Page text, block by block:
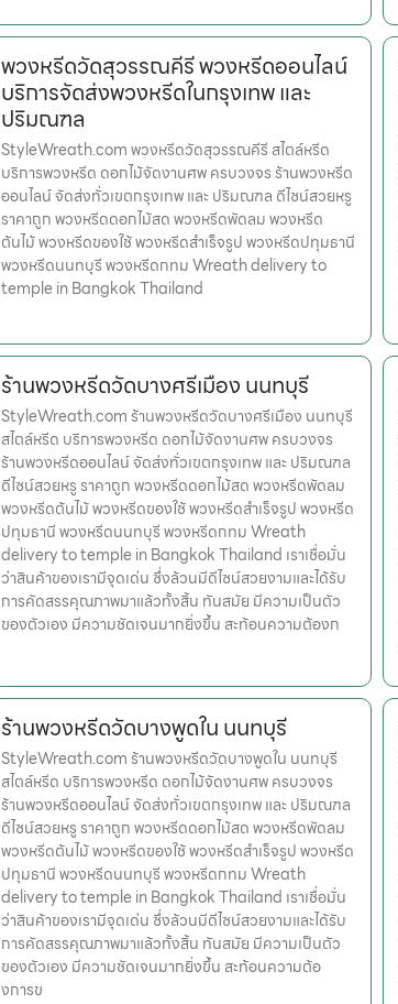
พวงหรีดวัดสุวรรณคีรี พวงหรีดออนไลน์
บริการจัดส่งพวงหรีดในกรุงเทพ และ
ปริมณฑล
StyleWreath.com พวงหรีดวัดสุวรรณคีรี สไตล์หรีด
บริการพวงหรีด ดอกไม้จัดงานศพ ครบวงจร ร้านพวงหรีด
ออนไลน์ จัดส่งทั่วเขตกรุงเทพ และ ปริมณฑล ดีไซน์สวยหรู
ราคาถูก พวงหรีดดอกไม้สด พวงหรีดพัดลม พวงหรีด
ต้นไม้ พวงหรีดของใช้ พวงหรีดสำเร็จรูป พวงหรีดปทุมธานี
พวงหรีดนนทบุรี พวงหรีดกทม Wreath delivery to
temple in Bangkok Thailand
ร้านพวงหรีดวัดบางศรีเมือง นนทบุรี
StyleWreath.com ร้านพวงหรีดวัดบางศรีเมือง นนทบุรี
สไตล์หรีด บริการพวงหรีด ดอกไม้จัดงานศพ ครบวงจร
ร้านพวงหรีดออนไลน์ จัดส่งทั่วเขตกรุงเทพ และ ปริมณฑล
ดีไซน์สวยหรู ราคาถูก พวงหรีดดอกไม้สด พวงหรีดพัดลม
พวงหรีดต้นไม้ พวงหรีดของใช้ พวงหรีดสำเร็จรูป พวงหรีด
ปทุมธานี พวงหรีดนนทบุรี พวงหรีดกทม Wreath
delivery to temple in Bangkok Thailand เราเชื่อมั่น
ว่าสินค้าของเรามีจุดเด่น ซึ่งล้วนมีดีไซน์สวยงามและได้รับ
การคัดสรรคุณภาพมาแล้วทั้งสิ้น ทันสมัย มีความเป็นตัว
ของตัวเอง มีความชัดเจนมากยิ่งขึ้น สะท้อนความต้องก
ร้านพวงหรีดวัดบางพูดใน นนทบุรี
StyleWreath.com ร้านพวงหรีดวัดบางพูดใน นนทบุรี
สไตล์หรีด บริการพวงหรีด ดอกไม้จัดงานศพ ครบวงจร
ร้านพวงหรีดออนไลน์ จัดส่งทั่วเขตกรุงเทพ และ ปริมณฑล
ดีไซน์สวยหรู ราคาถูก พวงหรีดดอกไม้สด พวงหรีดพัดลม
พวงหรีดต้นไม้ พวงหรีดของใช้ พวงหรีดสำเร็จรูป พวงหรีด
ปทุมธานี พวงหรีดนนทบุรี พวงหรีดกทม Wreath
delivery to temple in Bangkok Thailand เราเชื่อมั่น
ว่าสินค้าของเรามีจุดเด่น ซึ่งล้วนมีดีไซน์สวยงามและได้รับ
การคัดสรรคุณภาพมาแล้วทั้งสิ้น ทันสมัย มีความเป็นตัว
ของตัวเอง มีความชัดเจนมากยิ่งขึ้น สะท้อนความต้อ
งการข